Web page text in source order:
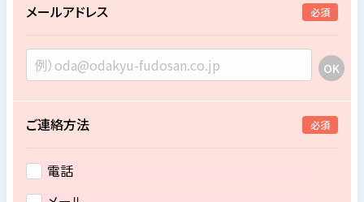
メールアドレス 必須
ご連絡方法 必須
電話